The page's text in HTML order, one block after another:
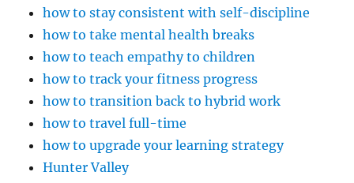
how to stay consistent with self-discipline
how to take mental health breaks
how to teach empathy to children
how to track your fitness progress
how to transition back to hybrid work
how to travel full-time
how to upgrade your learning strategy
Hunter Valley